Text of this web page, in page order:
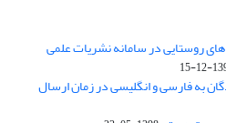
روستایی در سامانه نشریات علمی
به فارسی و انگلیسی در زمان ارسال